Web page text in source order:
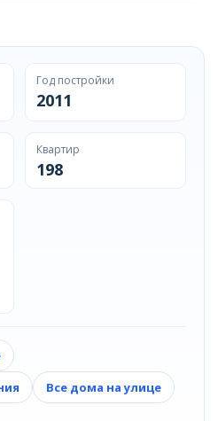
Год постройки
2011
Квартир
198
Все дома на улице